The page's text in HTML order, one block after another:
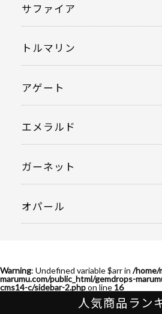
サファイア
トルマリン
アゲート
エメラルド
ガーネット
オパール
Warning: Undefined variable $arr in /home/
marumu.com/public_html/gemdrops-
cms14-c/sidebar-2.phpon line 16
人気商品ラン